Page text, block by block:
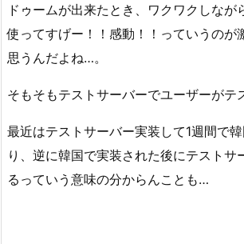
ドゥームが出来たとき、ワクワクしなが
使ってすげー！！感動！！っていうのが
思うんだよね…。
そもそもテストサーバーでユーザーがテ
最近はテストサーバー実装して1週間で
り、逆に韓国で実装された後にテストサ
るっていう意味の分からんことも…